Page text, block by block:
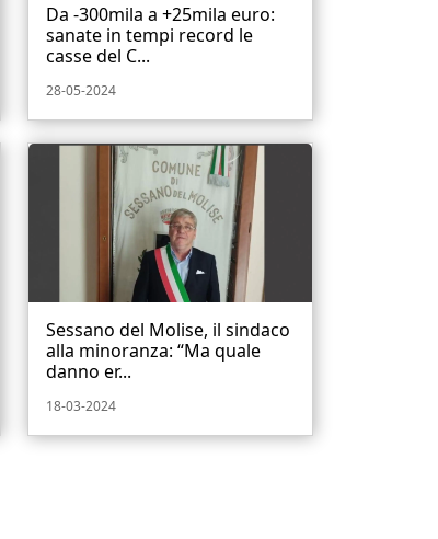
Da -300mila a +25mila euro:
sanate in tempi record le
casse del C...
28-05-2024
Sessano del Molise, il sindaco
alla minoranza: “Ma quale
danno er...
18-03-2024